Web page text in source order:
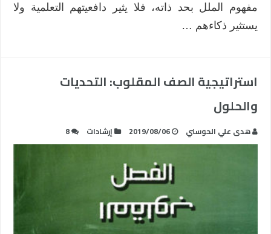
مفهوم الملل بحد ذاته، فلا يثير دافعيتهم التعلمية ولا
يستثير ذكاءهم …
استراتيجية الصف المقلوب: التحديات
والحلول
هدى علي الحوسني 2019/08/06 إرشادات 8